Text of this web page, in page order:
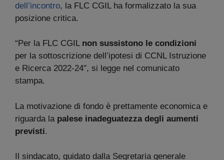
dell’incontro, la FLC CGIL ha formalizzato la sua
posizione critica.
“Per la FLC CGIL non sussistono le condizioni
per la sottoscrizione dell’ipotesi di CCNL Istruzione
e Ricerca 2022-24″, si legge nel comunicato
stampa.
La motivazione di fondo è prettamente economica e
riguarda la palese inadeguatezza degli aumenti
previsti.
Il sindacato, guidato dalla Segretaria generale